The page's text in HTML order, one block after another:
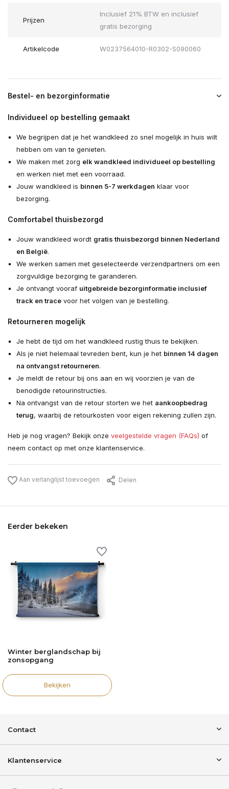
Prijzen
Inclusief 21% BTW en inclusief
gratis bezorging
Artikelcode W0237564010-R0302-S090060
Bestel- en bezorginformatie
Individueel op bestelling gemaakt
We begrijpen dat je het wandkleed zo snel mogelijk in huis wilt
hebben om van te genieten.
We maken met zorg elk wandkleed individueel op bestelling
en werken niet met een voorraad.
Jouw wandkleed is binnen 5-7 werkdagen klaar voor
bezorging.
Comfortabel thuisbezorgd
Jouw wandkleed wordt gratis thuisbezorgd binnen Nederland
en België.
We werken samen met geselecteerde verzendpartners om een
zorgvuldige bezorging te garanderen.
Je ontvangt vooraf uitgebreide bezorginformatie inclusief
track en tracevoor het volgen van je bestelling.
Retourneren mogelijk
Je hebt de tijd om het wandkleed rustig thuis te bekijken.
Als je niet helemaal tevreden bent, kun je het binnen 14 dagen
na ontvangst retourneren.
Je meldt de retour bij ons aan en wij voorzien je van de
benodigde retourinstructies.
Na ontvangst van de retour storten we het aankoopbedrag
terug, waarbij de retourkosten voor eigen rekening zullen zijn.
Heb je nog vragen? Bekijk onze veelgestelde vragen (FAQs) of
neem contact op met onze klantenservice.
Aan verlanglijst toevoegen Delen
Eerder bekeken
Winter berglandschap bij
zonsopgang
Bekijken
Contact
Klantenservice